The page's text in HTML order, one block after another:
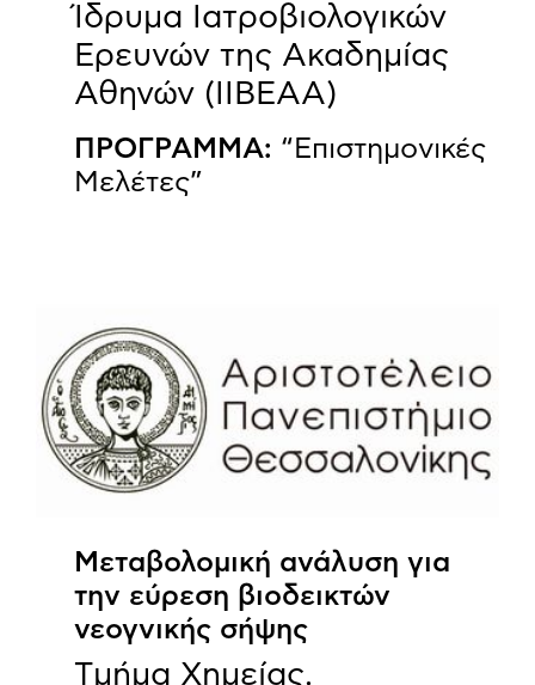
Ίδρυμα Ιατροβιολογικών
Ερευνών της Ακαδημίας
Αθηνών (ΙΙΒΕΑΑ)
ΠΡΟΓΡΑΜΜΑ: “Επιστημονικές
Μελέτες”
Μεταβολομική ανάλυση για
την εύρεση βιοδεικτών
νεογνικής σήψης
Tμήμα Χημείας,